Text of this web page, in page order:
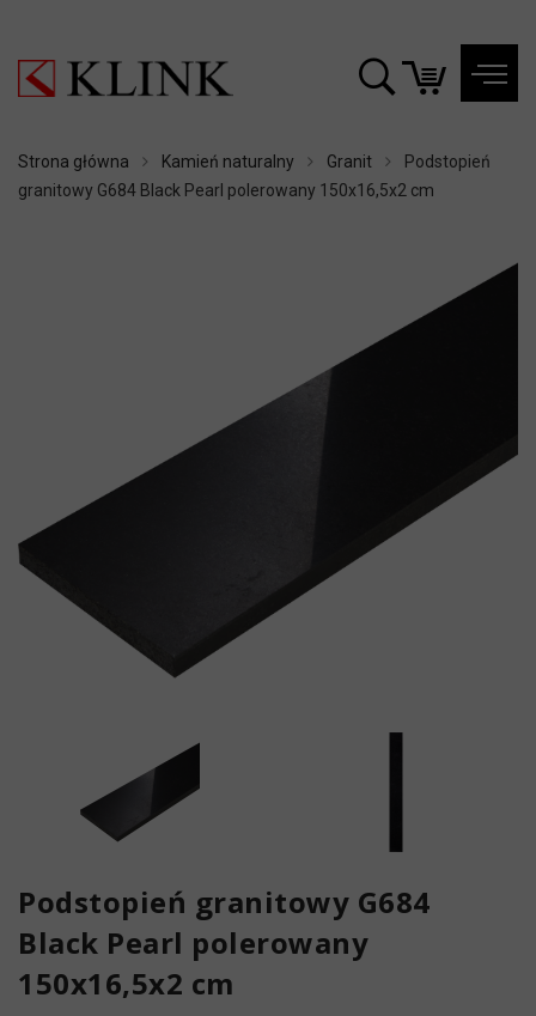
Strona główna Kamień naturalny Granit
Podstopień
granitowy G684 Black Pearl polerowany 150x16,5x2 cm
Podstopień granitowy G684
Black Pearl polerowany
150x16,5x2 cm